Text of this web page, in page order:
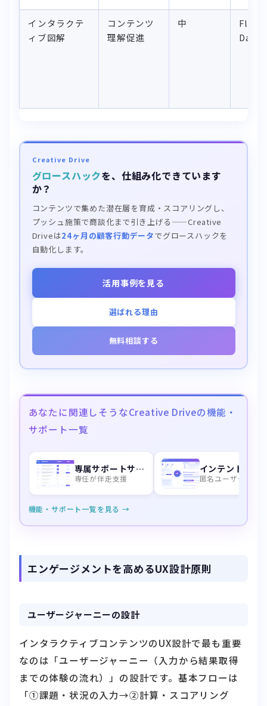
インタラクテ
ィブ図解
コンテンツ
理解促進
中
Creative Drive
グロースハックを、仕組み化できています
か？
コンテンツで集めた潜在層を育成・スコアリングし、
プッシュ施策で商談化まで引き上げる——Creative
Driveは24ヶ月の顧客行動データでグロースハックを
自動化します。
活用事例を見る
選ばれる理由
無料相談する
あなたに関連しそうなCreative Driveの機能・
サポート一覧
専属サポートサービス
専任が伴走支援 匿名ユーザーを特
機能・サポート一覧を見る →
エンゲージメントを高めるUX設計原則
ユーザージャーニーの設計
インタラクティブコンテンツのUX設計で最も重要
なのは「ユーザージャーニー（入力から結果取得
までの体験の流れ）」の設計です。基本フローは
「①課題・状況の入力→②計算・スコアリング